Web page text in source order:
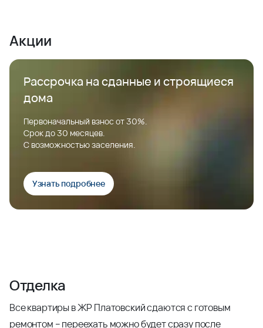
Акции
Рассрочка на сданные и строящиеся
дома
Первоначальный взнос от 30%.
Срок до 30 месяцев.
С возможностью заселения.
Узнать подробнее
Отделка
Все квартиры в ЖР Платовский сдаются с готовым
ремонтом – переехать можно будет сразу после